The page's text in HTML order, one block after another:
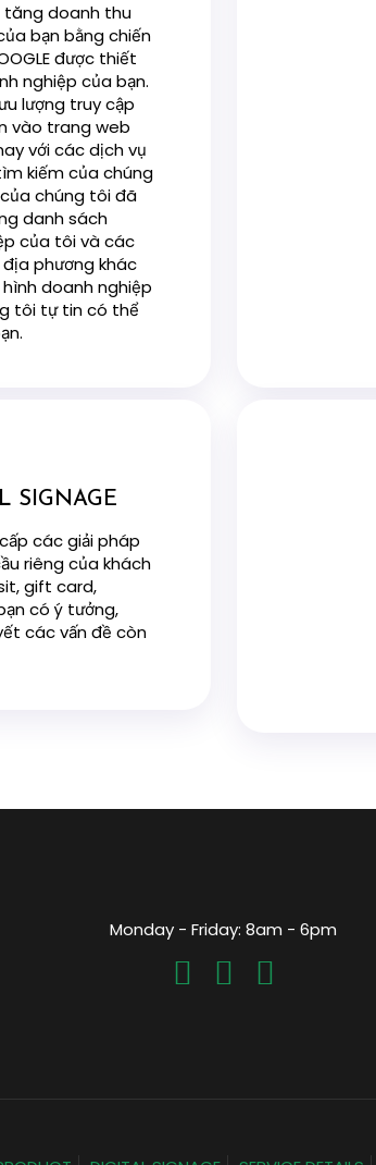
tăng doanh thu
bạn bằng chiến
được thiết
nghiệp của bạn.
lượng truy cập
vào trang web
với các dịch vụ
kiếm của chúng
chúng tôi đã
danh sách
của tôi và các
phương khác
doanh nghiệp
tôi tự tin có thể
SIGNAGE
các giải pháp
riêng của khách
gift card,
có ý tưởng,
các vấn đề còn
Monday - Friday: 8am - 6pm